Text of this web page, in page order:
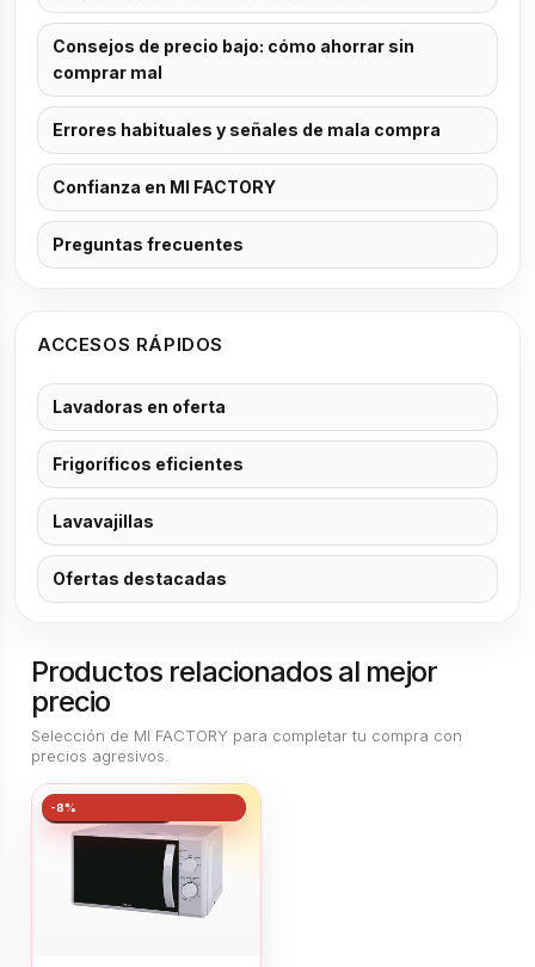
Consejos de precio bajo: cómo ahorrar sin
comprar mal
Errores habituales y señales de mala compra
Confianza en MI FACTORY
Preguntas frecuentes
ACCESOS RÁPIDOS
Lavadoras en oferta
Frigoríficos eficientes
Lavavajillas
Ofertas destacadas
Productos relacionados al mejor
precio
Selección de MI FACTORY para completar tu compra con
precios agresivos.
MEJOR PRECIO👌🏻
-8%